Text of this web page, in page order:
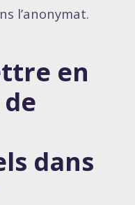
l’anonymat.
en
dans